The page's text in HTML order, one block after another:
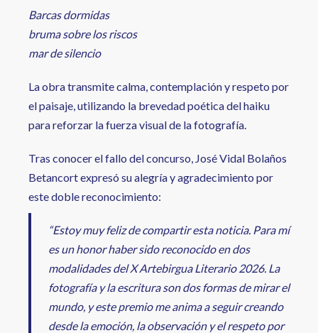
Barcas dormidas
bruma sobre los riscos
mar de silencio
La obra transmite calma, contemplación y respeto por
el paisaje, utilizando la brevedad poética del haiku
para reforzar la fuerza visual de la fotografía.
Tras conocer el fallo del concurso, José Vidal Bolaños
Betancort expresó su alegría y agradecimiento por
este doble reconocimiento:
“Estoy muy feliz de compartir esta noticia. Para mí
es un honor haber sido reconocido en dos
modalidades del X Artebirgua Literario 2026. La
fotografía y la escritura son dos formas de mirar el
mundo, y este premio me anima a seguir creando
desde la emoción, la observación y el respeto por